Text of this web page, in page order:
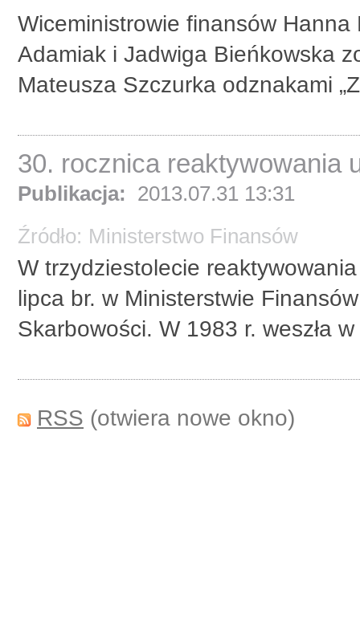
Wiceministrowie finansów
Adamiak i Jadwiga Bieńkowska
Mateusza Szczurka odznakami
30. rocznica reaktywowania
Publikacja:
2013.07.31 13:31
Źródło: Ministerstwo Finansów
W trzydziestolecie
lipca br. w Ministerstwie
Skarbowości. W 1983 r. weszła
RSS (otwiera nowe okno)